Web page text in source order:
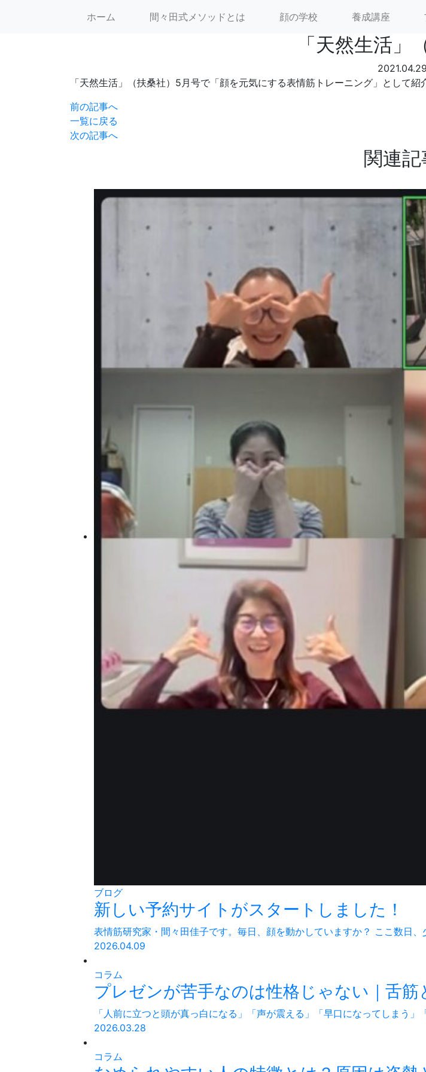
間々田 佳子
ホーム 間々田式メソッドとは 顔の学校 養成講座
「天然生活」
2021.04.29
「天然生活」（扶桑社）5月号で「顔を元気にする表情筋トレーニング」として紹
前の記事へ
一覧に戻る
次の記事へ
関連記
ブログ
新しい予約サイトがスタートしました！
表情筋研究家・間々田佳子です。毎日、顔を動かしていますか？ ここ数日
2026.04.09
コラム
プレゼンが苦手なのは性格じゃない｜舌筋
「人前に立つと頭が真っ白になる」「声が震える」「早口になってしまう
2026.03.28
コラム